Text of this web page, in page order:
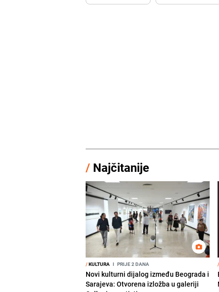
/ Najčitanije
/KULTURA I PRIJE 2 DANA
Novi kulturni dijalog između Beograda i
Sarajeva: Otvorena izložba u galeriji
/